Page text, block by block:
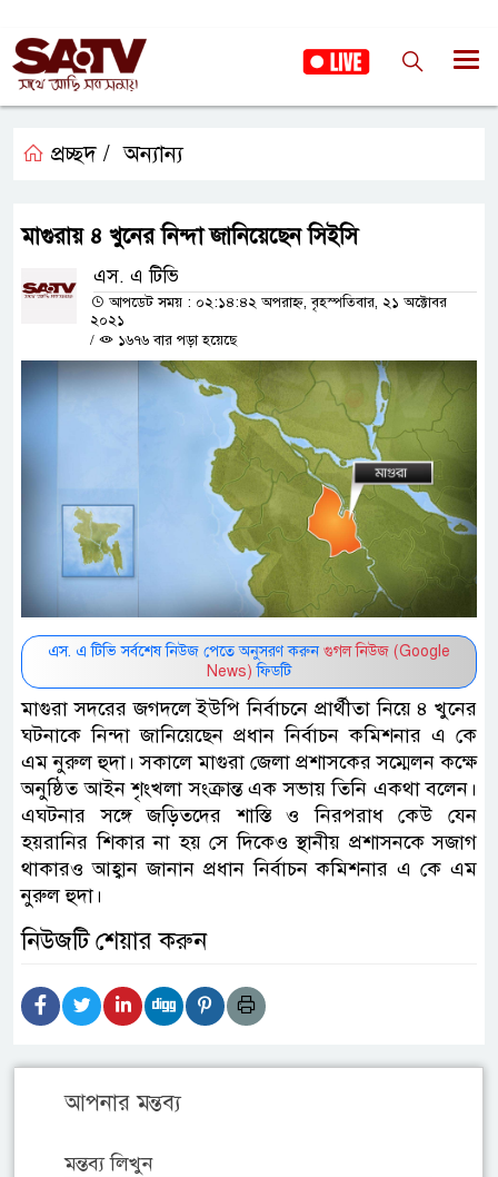
প্রচ্ছদ / অন্যান্য
মাগুরায় ৪ খুনের নিন্দা জানিয়েছেন সিইসি
এস. এ টিভি
আপডেট সময় : ০২:১৪:৪২ অপরাহ্ন, বৃহস্পতিবার, ২১ অক্টোবর
২০২১
/
১৬৭৬ বার পড়া হয়েছে
এস. এ টিভি সর্বশেষ নিউজ পেতে অনুসরণ করুন গুগল নিউজ (Google
News) ফিডটি
মাগুরা সদরের জগদলে ইউপি নির্বাচনে প্রার্থীতা নিয়ে ৪ খুনের
ঘটনাকে নিন্দা জানিয়েছেন প্রধান নির্বাচন কমিশনার এ কে
এম নুরুল হুদা। সকালে মাগুরা জেলা প্রশাসকের সম্মেলন কক্ষে
অনুষ্ঠিত আইন শৃংখলা সংক্রান্ত এক সভায় তিনি একথা বলেন।
এঘটনার সঙ্গে জড়িতদের শাস্তি ও নিরপরাধ কেউ যেন
হয়রানির শিকার না হয় সে দিকেও স্থানীয় প্রশাসনকে সজাগ
থাকারও আহ্বান জানান প্রধান নির্বাচন কমিশনার এ কে এম
নুরুল হুদা।
নিউজটি শেয়ার করুন
আপনার মন্তব্য
মন্তব্য লিখুন